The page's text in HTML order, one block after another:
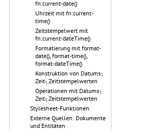
fn:current-date()
Uhrzeit mit fn:current-
time()
Zeitstempelwert mit
fn:current-dateTime()
Formatierung mit format-
date(), format-time(),
format-dateTime()
Konstruktion von Datums-,
Zeit-, Zeitstempelwerten
Operationen mit Datums-,
Zeit-, Zeitstempelwerten
Stylesheet-Funktionen
Externe Quellen: Dokumente
und Entitäten